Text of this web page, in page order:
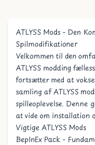
ATLYSS Mods - Den
Spilmodifikationer
Velkommen til den
ATLYSS modding
fortsætter med at
samling af ATLYSS
spilleoplevelse. Denne
at vide om installation
Vigtige ATLYSS Mods
BepInEx Pack -